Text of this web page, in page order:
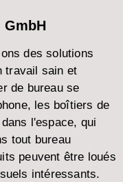
GmbH
des solutions
travail sain et
de bureau se
les boîtiers de
l'espace, qui
tout bureau
peuvent être loués
intéressants.